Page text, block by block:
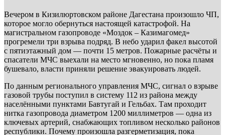
Вечером в Кизилюртовском районе Дагестана произошло ЧП,
которое могло обернуться настоящей катастрофой. На
магистральном газопроводе «Моздок – Казимагомед»
прогремели три взрыва подряд. В небо ударил факел высотой
с пятиэтажный дом — почти 15 метров. Пожарные расчёты и
спасатели МЧС выехали на место мгновенно, но пока пламя
бушевало, власти приняли решение эвакуировать людей.
По данным регионального управления МЧС, сигнал о взрыве
газовой трубы поступил в систему 112 из района между
населёнными пунктами Бавтугай и Гельбах. Там проходит
нитка газопровода диаметром 1200 миллиметров — одна из
ключевых артерий, снабжающих топливом несколько районов
республики. Почему произошла разгерметизация, пока